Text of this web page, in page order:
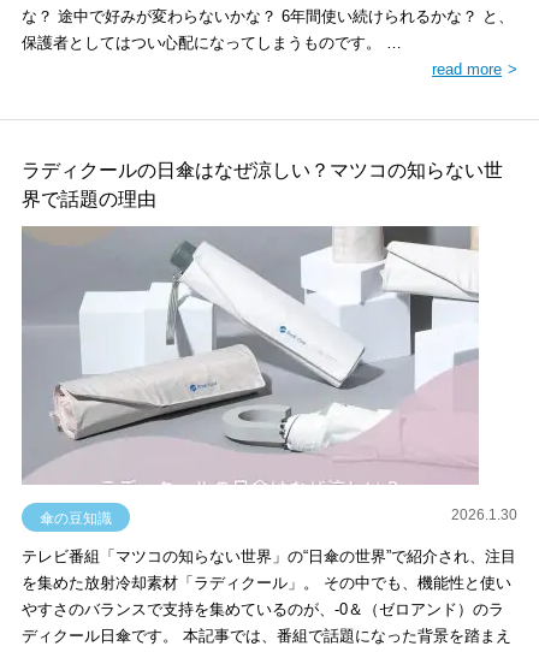
な？ 途中で好みが変わらないかな？ 6年間使い続けられるかな？ と、
保護者としてはつい心配になってしまうものです。 …
read more
ラディクールの日傘はなぜ涼しい？マツコの知らない世
界で話題の理由
傘の豆知識 2026.1.30
テレビ番組「マツコの知らない世界」の“日傘の世界”で紹介され、注目
を集めた放射冷却素材「ラディクール」。 その中でも、機能性と使い
やすさのバランスで支持を集めているのが、-0＆（ゼロアンド）のラ
ディクール日傘です。 本記事では、番組で話題になった背景を踏まえ